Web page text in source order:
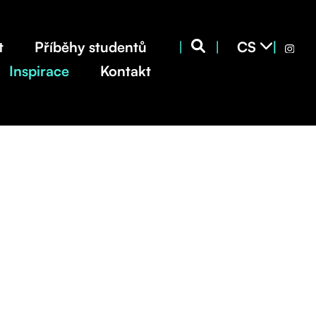
Příběhy studentů
Inspirace
Kontakt
| | CS
SK
|